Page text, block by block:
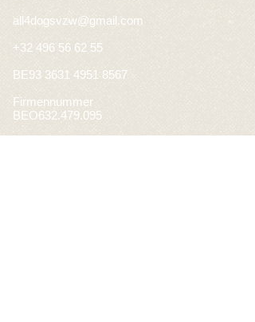
all4dogsvzw@gmail.com
+32 496 56 62 55
BE93 3631 4951 8567
Firmennummer
BEO632.479.095